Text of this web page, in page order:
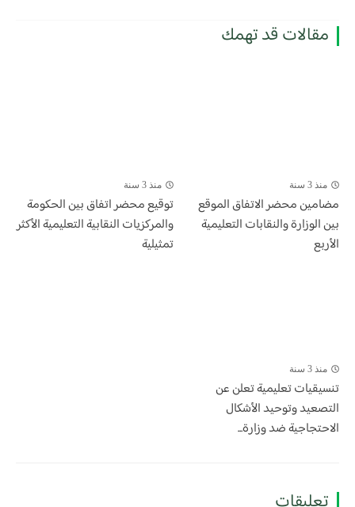
مقالات قد تهمك
منذ 3 سنة
مضامين محضر الاتفاق الموقع
بين الوزارة والنقابات التعليمية
الأربع
منذ 3 سنة
توقيع محضر اتفاق بين الحكومة
والمركزيات النقابية التعليمية الأكثر
تمثيلية
منذ 3 سنة
تنسيقيات تعليمية تعلن عن
التصعيد وتوحيد الأشكال
الاحتجاجية ضد وزارة...